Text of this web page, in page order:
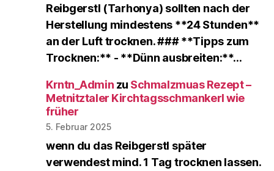
Reibgerstl (Tarhonya) sollten nach der
Herstellung mindestens **24 Stunden**
an der Luft trocknen. ### **Tipps zum
Trocknen:** - **Dünn ausbreiten:**…
Krntn_Admin zu Schmalzmuas Rezept –
Metnitztaler Kirchtagsschmankerl wie
früher
5. Februar 2025
wenn du das Reibgerstl später
verwendest mind. 1 Tag trocknen lassen.